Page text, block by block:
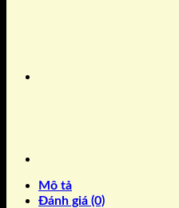
Mô tả
Đánh giá (0)